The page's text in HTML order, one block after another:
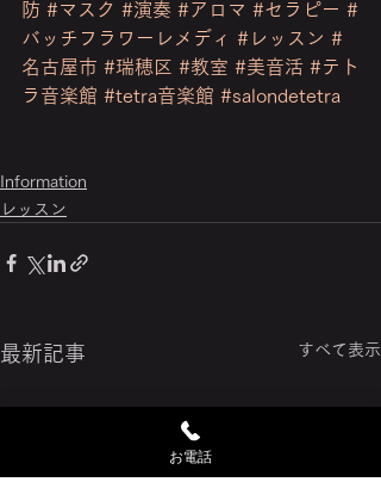
防 #マスク #演奏 #アロマ #セラピー #
バッチフラワーレメディ #レッスン #
名古屋市 #瑞穂区 #教室 #美音活 #テト
ラ音楽館 #tetra音楽館 #salondetetra
Information
レッスン
最新記事 すべて表示
お電話